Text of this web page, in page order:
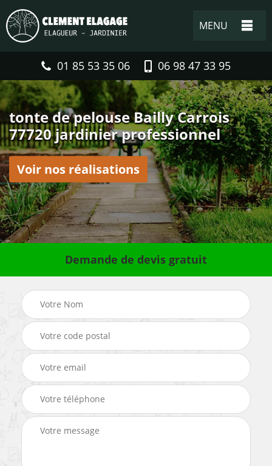
MENU
01 85 53 35 06 06 98 47 33 95
tonte de pelouse Bailly Carrois
77720 jardinier professionnel
Voir nos réalisations
Demande de devis gratuit